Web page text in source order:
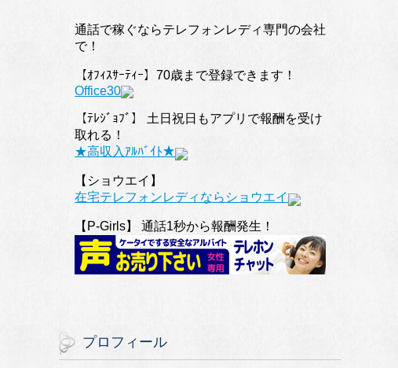
通話で稼ぐならテレフォンレディ専門の会社
で！
【ｵﾌｨｽｻｰﾃｨｰ】70歳まで登録できます！
Office30
【ﾃﾚｼﾞｮﾌﾞ】 土日祝日もアプリで報酬を受け
取れる！
★高収入ｱﾙﾊﾞｲﾄ★
【ショウエイ】
在宅テレフォンレディならショウエイ
【P-Girls】 通話1秒から報酬発生！
プロフィール